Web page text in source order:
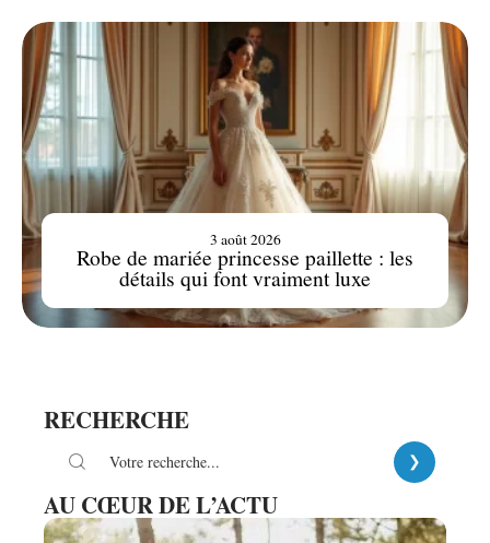
Robe de mariée princesse paillette : les
détails qui font vraiment luxe
3 août 2026
RECHERCHE
AU CŒUR DE L’ACTU